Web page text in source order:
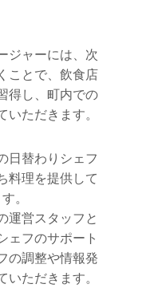
ジャーには、次
ことで、飲食店
得し、町内での
ただきます。
日替わりシェフ
料理を提供して
。
運営スタッフと
ェフのサポート
の調整や情報発
ただきます。